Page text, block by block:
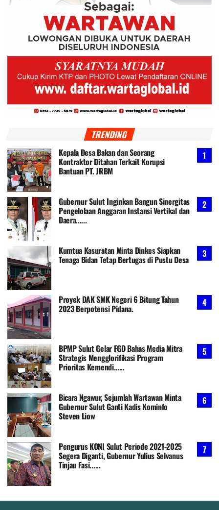
TRENDING
Kepala Desa Bakan dan Seorang
Kontraktor Ditahan Terkait Korupsi
Bantuan PT. JRBM
Gubernur Sulut Inginkan Bangun Sinergitas
Pengelolaan Anggaran Instansi Vertikal dan
Daera......
Kumtua Kasuratan Minta Dinkes Siapkan
Tenaga Bidan Tetap Bertugas di Pustu Desa
Proyek DAK SMK Negeri 6 Bitung Tahun
2023 Berpotensi Pidana.
BPMP Sulut Gelar FGD Bahas Media Mitra
Strategis Mengglorifikasi Program
Prioritas Kemendi......
Bicara Ngawur, Sejumlah Wartawan Minta
Gubernur Sulut Ganti Kadis Kominfo
Steven Liow
Pengurus KONI Sulut Periode 2021-2025
Segera Diganti, Gubernur Yulius Selvanus
Tinjau Fasi......